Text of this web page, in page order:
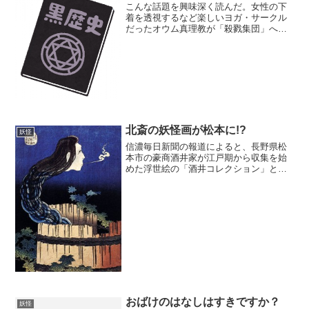
こんな話題を興味深く読んだ。女性の下
着を透視するなど楽しいヨガ・サークル
だったオウム真理教が「殺戮集団」へと
妖怪 北斎の妖怪画が松本に!?
信濃毎日新聞の報道によると、長野県松
本市の豪商酒井家が江戸期から収集を始
めた浮世絵の「酒井コレクション」とい
妖怪 おばけのはなしはすきですか？